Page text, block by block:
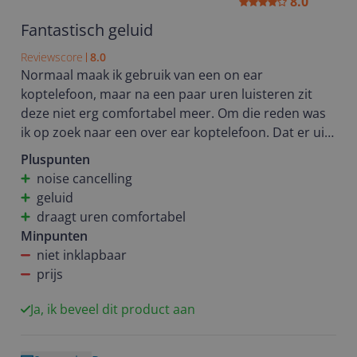
Fantastisch geluid
Reviewscore 8.0
Normaal maak ik gebruik van een on ear
koptelefoon, maar na een paar uren luisteren zit
deze niet erg comfortabel meer. Om die reden was
ik op zoek naar een over ear koptelefoon. Dat er uit
deze koptelefoon fantastisch geluid komt is een feit.
Ook de noise cancelling werkt perfect. Ik hoor mezelf
tijdens het werken niet meer typen en mis (helaas)
zelfs het aanbellen van de pakketbezorger. Buiten
laat ik voor de veiligheid juist omgevingsgeluiden
toe en ook dit bevalt goed. De koptelefoon stopt
automatisch bij het afzetten. Dat vind ik wel echt
een must bij een koptelefoon. Na uren luisteren zit
de koptelefoon nog steeds comfortabel.
Pluspunten
noise cancelling
geluid
draagt uren comfortabel
Minpunten
niet inklapbaar
prijs
Ja, ik beveel dit product aan